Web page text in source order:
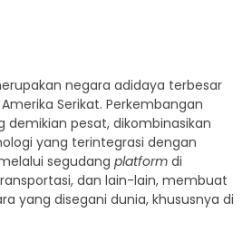
negara adidaya terbesar
Serikat. Perkembangan
demikian pesat, dikombinasikan
yang terintegrasi dengan
segudang platform di
dan lain-lain, membuat
yang disegani dunia, khususnya di